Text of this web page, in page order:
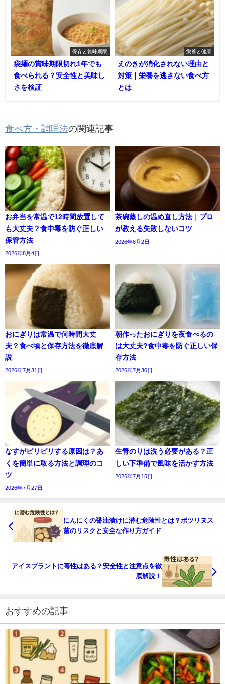
保存と賞味期限
袋麺の賞味期限切れ1年でも
食べられる？安全性と美味し
さを検証
栄養と健康
えのきが消化されない理由と
対策｜栄養を逃さない食べ方
とは
食べ方・調理法の関連記事
お弁当を常温で12時間放置して
も大丈夫？食中毒を防ぐ正しい
保管方法
2026年8月4日
茶碗蒸しの温め直し方法｜プロ
が教える失敗しないコツ
2026年8月2日
おにぎりは常温で何時間大丈
夫？食べ頃と保存方法を徹底解
説
2026年7月31日
朝作ったおにぎりを夜食べるの
は大丈夫?食中毒を防ぐ正しい保
存方法
2026年7月30日
なすがピリピリする原因は？あ
くを簡単に取る方法と調理のコ
ツ
2026年7月27日
生青のりは洗う必要がある？正
しい下準備で風味を活かす方法
2026年7月15日
にんにくの醤油漬けに潜む危険性とは？ボツリヌス
菌のリスクと安全な作り方ガイド
アイスプラントに毒性はある？安全性と注意点を徹
底解説！
おすすめの記事